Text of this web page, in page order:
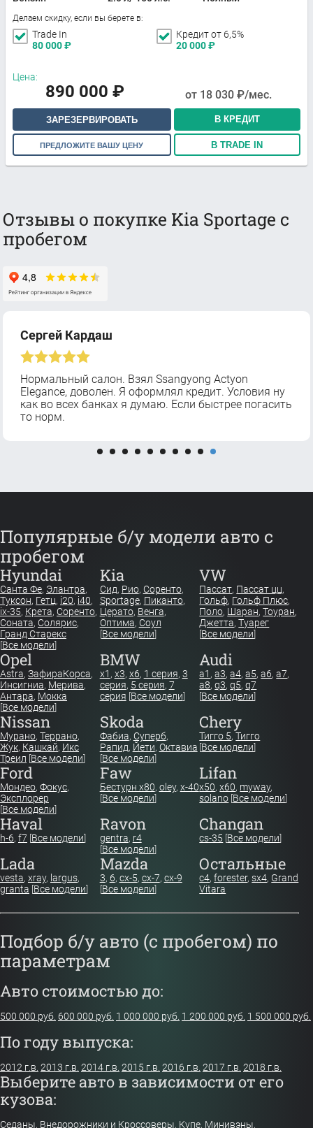
Делаем скидку, если вы берете в:
Trade In
80 000₽
Кредит от 6,5%
20 000₽
Цена:
890 000 ₽ от 18 030 ₽/мес.
ЗАРЕЗЕРВИРОВАТЬ В КРЕДИТ
ПРЕДЛОЖИТЕ ВАШУ ЦЕНУ В TRADE IN
Отзывы о покупке Kia Sportage с
пробегом
Сергей Кардаш
Нормальный салон. Взял Ssangyong Actyon
Elegance, доволен. Я оформлял кредит. Условия ну
как во всех банках я думаю. Если быстрее погасить
то норм.
Популярные б/у модели авто с
пробегом
Hyundai
Санта Фе, Элантра,
Туксон, Гетц, i20, i40,
ix-35, Крета, Соренто,
Соната, Солярис,
Гранд Старекс
[Все модели]
Kia
Сид, Рио, Соренто,
Sportage, Пиканто,
Церато, Венга,
Оптима, Соул
[Все модели]
VW
Пассат, Пассат цц,
Гольф, Гольф Плюс,
Поло, Шаран,Тоуран,
Джетта,Туарег
[Все модели]
Opel
Astra, ЗафираКорса,
Инсигниа, Мерива,
Антара, Мокка
[Все модели]
BMW
x1 , x3, x6, 1 серия, 3
серия, 5 серия, 7
серия [Все модели]
Audi
a1 ,a3,a4,a5,a6,a7,
a8,q3,q5,q7
[Все модели]
Nissan
Мурано, Террано,
Жук, Кашкай, Икс
Треил [Все модели]
Skoda
Фабиа, Суперб,
Рапид, Йети, Октавиа
[Все модели]
Chery
Тигго 5,Тигго
[Все модели]
Ford
Мондео, Фокус,
Эксплорер
[Все модели]
Faw
Бестурн х80, oley, x-40
[Все модели]
Lifan
x50,x60, myway,
solano [Все модели]
Haval
h-6, f7 [Все модели]
Ravon
gentra, r4
[Все модели]
Changan
cs-35 [Все модели]
Lada
vesta, xray, largus,
granta [Все модели]
Mazda
3, 6, cx-5, cx-7, cx-9
[Все модели]
Остальные
c4,forester,sx4, Grand
Vitara
Подбор б/у авто (с пробегом) по
параметрам
Авто стоимостью до:
500 000 руб. 600 000 руб. 1 000 000 руб. 1 200 000 руб. 1 500 000 руб.
По году выпуска:
2012 г.в. 2013 г.в. 2014 г.в. 2015 г.в. 2016 г.в. 2017 г.в. 2018 г.в.
Выберите авто в зависимости от его
кузова:
Седаны, Внедорожники и Кроссоверы, Купе, Минивэны,